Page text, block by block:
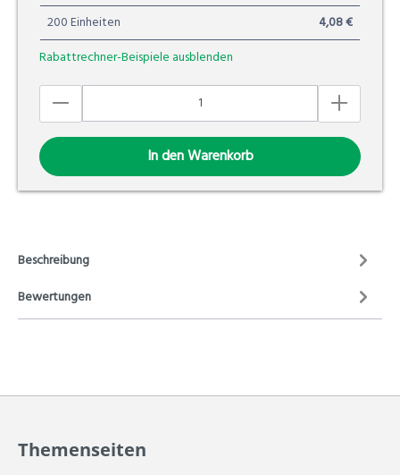
200 Einheiten
4,08 €
Rabattrechner-Beispiele ausblenden
In den Warenkorb
Beschreibung
Bewertungen
Themenseiten